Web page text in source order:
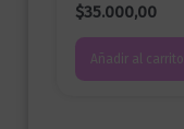
$35.000,00
Añadir al carrito